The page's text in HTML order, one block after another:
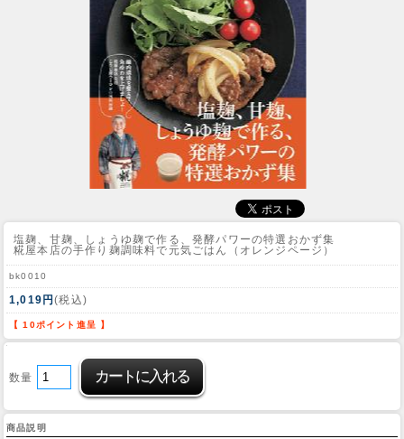
塩麹、甘麹、しょうゆ麹で作る、発酵パワーの特選おかず集
糀屋本店の手作り麹調味料で元気ごはん（オレンジページ）
bk0010
1,019円(税込)
【 10ポイント進呈 】
数量
商品説明